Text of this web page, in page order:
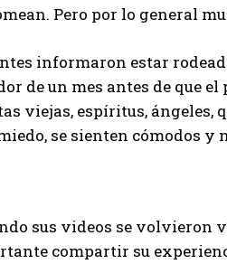
Pero por lo general
informaron estar
de un mes antes de que
viejas, espíritus, ángeles,
se sienten cómodos y
sus videos se volvieron
compartir su